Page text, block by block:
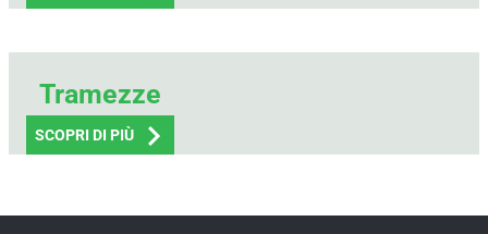
Tramezze
SCOPRI DI PIÙ